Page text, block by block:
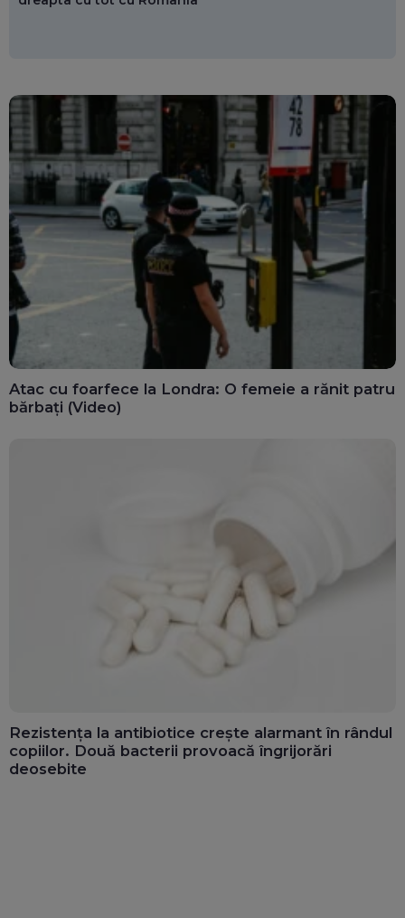
Atac cu foarfece la Londra: O femeie a rănit patru
bărbați (Video)
Rezistența la antibiotice crește alarmant în rândul
copiilor. Două bacterii provoacă îngrijorări
deosebite